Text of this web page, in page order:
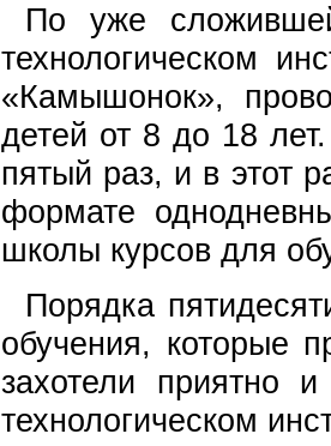
По уже
технологическом
«Камышонок»,
детей от 8 до 18
пятый раз, и в этот
формате
школы курсов для
Порядка
обучения, которые
захотели приятно
технологическом